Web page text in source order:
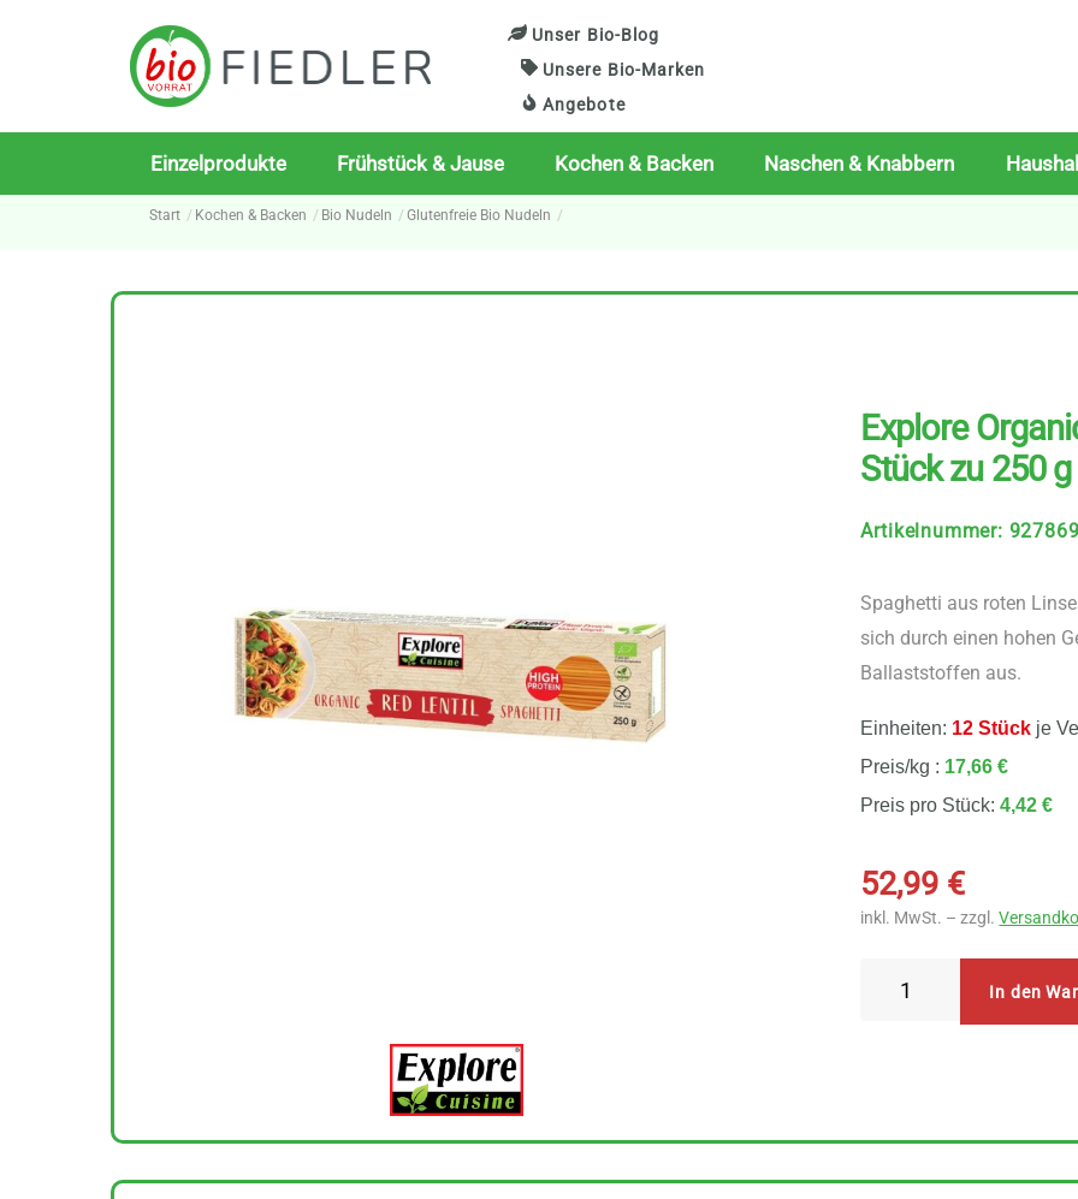
Unser Bio-Blog
Unsere Bio-Marken
Angebote
Einzelprodukte Frühstück & Jause Kochen & Backen Naschen & Knabbern
Start Kochen & Backen Bio Nudeln Glutenfreie Bio Nudeln
Explore
Stück zu 250 g
Artikelnummer:
Spaghetti aus roten
sich durch einen hohen
Ballaststoffen aus.
Einheiten: 12 Stück je
Preis/kg : 17,66 €
Preis pro Stück:4,42 €
52,99 €
inkl. MwSt. – zzgl.
12
Stück
In den